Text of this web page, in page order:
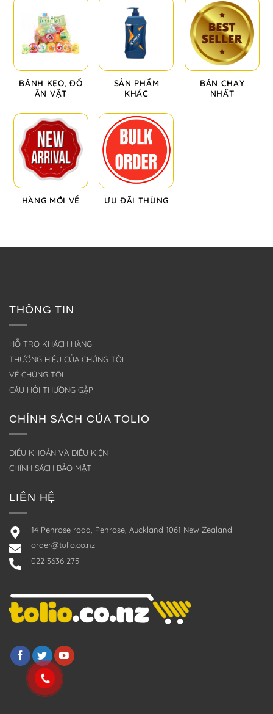
BÁNH KẸO, ĐỒ
ĂN VẶT
SẢN PHẨM
KHÁC
BÁN CHẠY
NHẤT
HÀNG MỚI VỀ ƯU ĐÃI THÙNG
THÔNG TIN
HỖ TRỢ KHÁCH HÀNG
THƯƠNG HIỆU CỦA CHÚNG TÔI
VỀ CHÚNG TÔI
CÂU HỎI THƯỜNG GẶP
CHÍNH SÁCH CỦA TOLIO
ĐIỀU KHOẢN VÀ ĐIỀU KIỆN
CHÍNH SÁCH BẢO MẬT
LIÊN HỆ
14 Penrose road, Penrose, Auckland 1061 New Zealand
order@tolio.co.nz
022 3636 275